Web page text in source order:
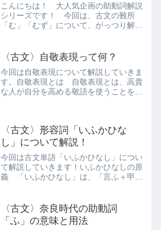
こんにちは！ 大人気企画の助動詞解説
シリーズです！ 今回は、古文の難所
「む」「むず」について、がっつり解説
では全て挙げませんが、「む」「むず」
「べし」「らむ」など、いくつ...
〈古文〉自敬表現って何？
今回は自敬表現について解説していきま
す。自敬表現とは 自敬表現とは、高貴
な人が自分を高める敬語を使うことをい
です。今じゃ考えられない...
〈古文〉形容詞「いふかひな
し」について解説！
今回は古文単語「いふかひなし」につい
て解説していきます！いふかひなしの原
義 「いふかひなし」は、「言ふ＋甲斐
という意味になります。ここから以下の
ように意味が発展します。...
〈古文〉奈良時代の助動詞
「ふ」の意味と用法